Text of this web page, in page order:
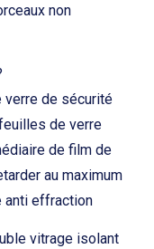
non
verre de sécurité
de verre
de film de
au maximum
anti effraction
vitrage isolant